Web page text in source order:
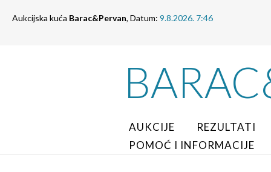
Aukcijska kuća Barac&Pervan, Datum: 9.8.2026. 7:46
AUKCIJE
REZULTATI
POMOĆ I INFORMACIJE